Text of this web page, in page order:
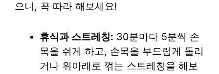
으니, 꼭 따라 해보세요!
휴식과 스트레칭: 30분마다 5분씩 손
목을 쉬게 하고, 손목을 부드럽게 돌리
거나 위아래로 꺾는 스트레칭을 해보